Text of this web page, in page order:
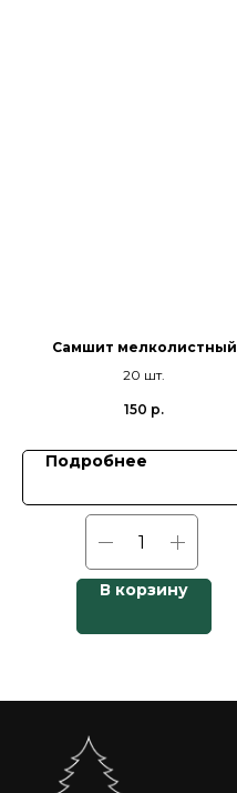
Самшит мелколистный
20 шт.
150 р.
Подробнее
В корзину